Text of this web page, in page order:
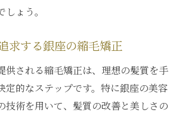
ょう。
求する銀座の縮毛矯正
供される縮毛矯正は、理想の髪質を手
定的なステップです。特に銀座の美容
技術を用いて、髪質の改善と美しさの